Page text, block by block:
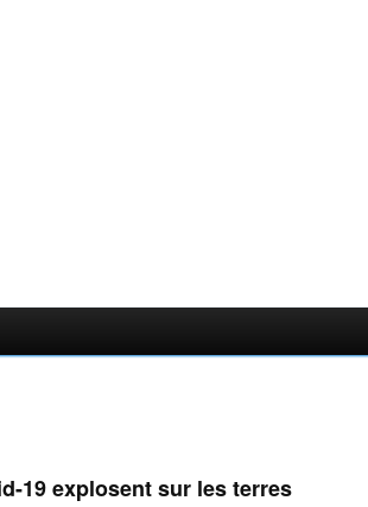
19 explosent sur les terres